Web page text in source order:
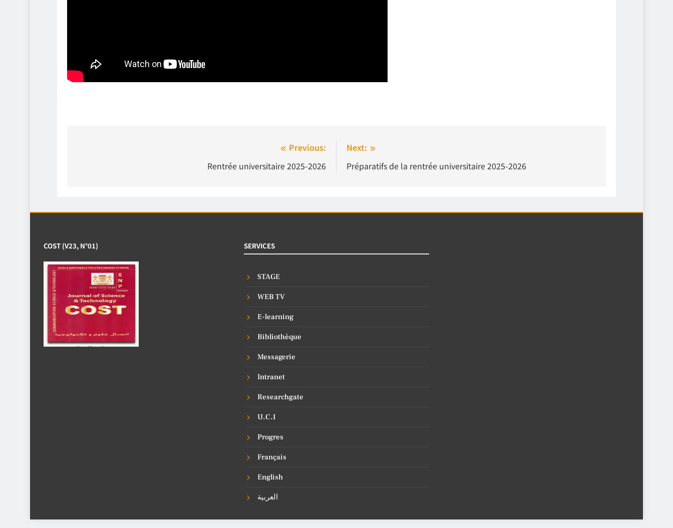
Previous:
Rentrée universitaire 2025-2026
Next:
Préparatifs de la rentrée universitaire 2025-2026
COST (V23, N°01) SERVICES
STAGE
WEB TV
E-learning
Bibliothèque
Messagerie
Intranet
Researchgate
U.C.I
Progres
Français
English
العربية